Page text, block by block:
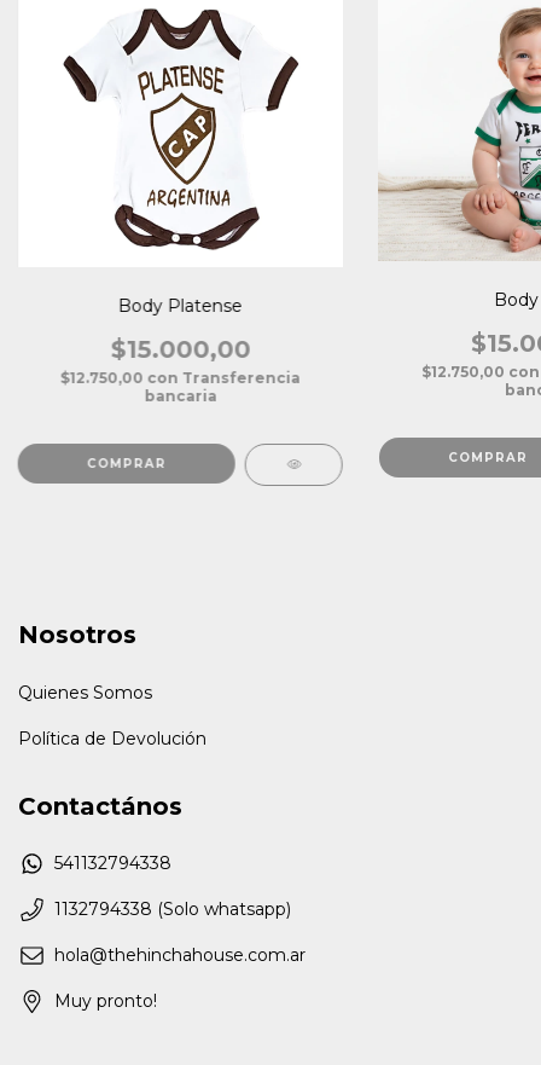
Body Platense
$15.000,00
$12.750,00 con Transferencia
bancaria
COMPRAR
$12.750,00 con
COMPRAR
Nosotros
Quienes Somos
Política de Devolución
Contactános
541132794338
1132794338 (Solo whatsapp)
hola@thehinchahouse.com.ar
Muy pronto!